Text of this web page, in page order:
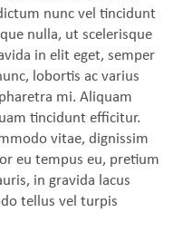
nunc vel tincidunt
nulla, ut scelerisque
in elit eget, semper
lobortis ac varius
mi. Aliquam
tincidunt efficitur.
vitae, dignissim
eu tempus eu, pretium
in gravida lacus
tellus vel turpis